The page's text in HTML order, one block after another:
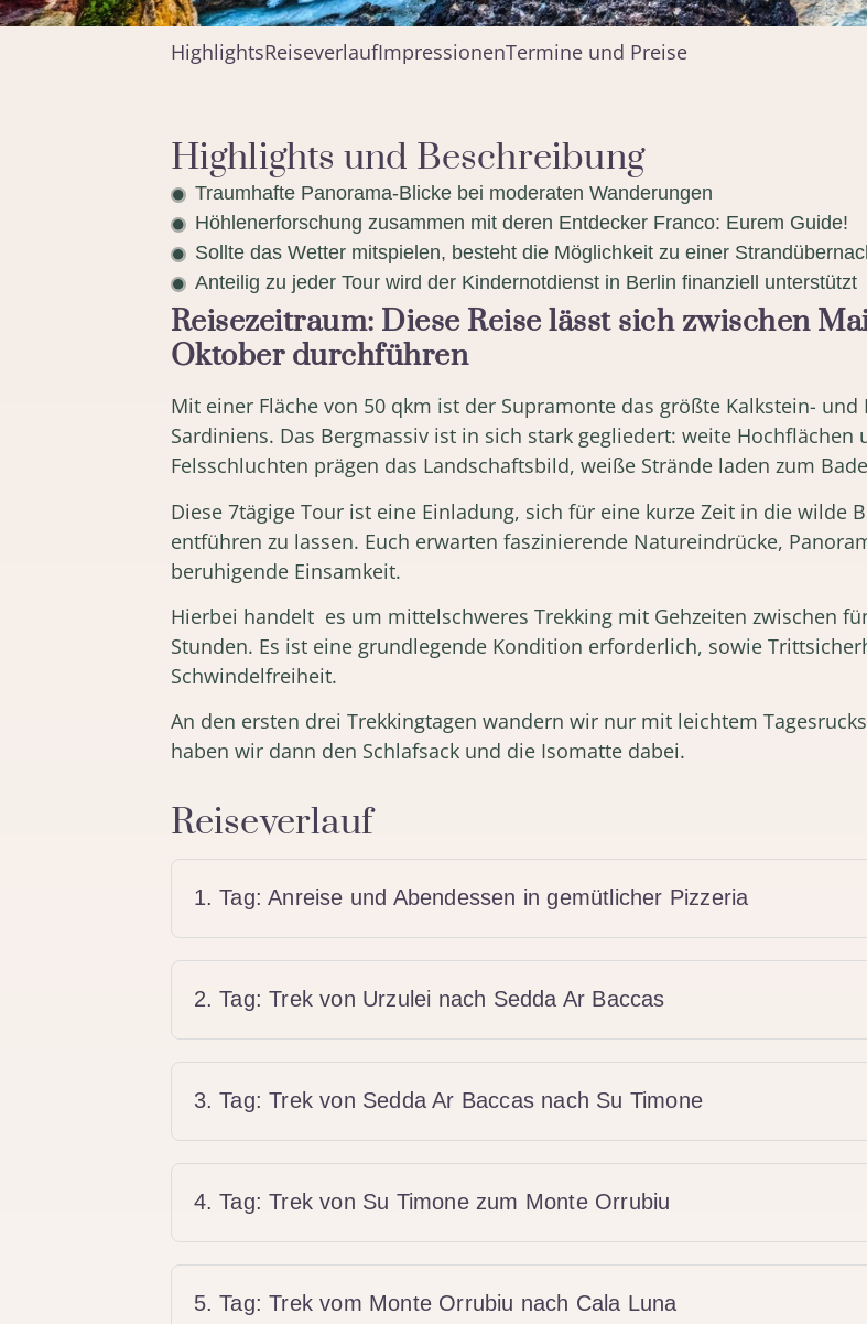
HighlightsReiseverlaufImpressionenTermine und Preise
Highlights und Beschreibung
Traumhafte Panorama-Blicke bei moderaten Wanderungen
Höhlenerforschung zusammen mit deren Entdecker Franco: Eurem Guide!
Sollte das Wetter mitspielen, besteht die Möglichkeit zu einer
Anteilig zu jeder Tour wird der Kindernotdienst in Berlin finanziell unterstützt
Reisezeitraum: Diese Reise lässt sich zwischen
Oktober durchführen
Mit einer Fläche von 50 qkm ist der Supramonte das größte Kalkstein-
Sardiniens. Das Bergmassiv ist in sich stark gegliedert: weite Hochflächen
Felsschluchten prägen das Landschaftsbild, weiße Strände laden zum
Diese 7tägige Tour ist eine Einladung, sich für eine kurze Zeit in die wilde
entführen zu lassen. Euch erwarten faszinierende Natureindrücke,
beruhigende Einsamkeit.
Hierbei handelt es um mittelschweres Trekking mit Gehzeiten zwischen
Stunden. Es ist eine grundlegende Kondition erforderlich, sowie
Schwindelfreiheit.
An den ersten drei Trekkingtagen wandern wir nur mit leichtem
haben wir dann den Schlafsack und die Isomatte dabei.
Reiseverlauf
1. Tag: Anreise und Abendessen in gemütlicher Pizzeria
2. Tag: Trek von Urzulei nach Sedda Ar Baccas
3. Tag: Trek von Sedda Ar Baccas nach Su Timone
4. Tag: Trek von Su Timone zum Monte Orrubiu
5. Tag: Trek vom Monte Orrubiu nach Cala Luna